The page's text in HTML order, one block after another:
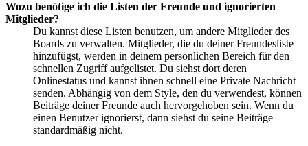
Wozu benötige ich die Listen der Freunde und ignorierten
Mitglieder?
Du kannst diese Listen benutzen, um andere Mitglieder des
Boards zu verwalten. Mitglieder, die du deiner Freundesliste
hinzufügst, werden in deinem persönlichen Bereich für den
schnellen Zugriff aufgelistet. Du siehst dort deren
Onlinestatus und kannst ihnen schnell eine Private Nachricht
senden. Abhängig von dem Style, den du verwendest, können
Beiträge deiner Freunde auch hervorgehoben sein. Wenn du
einen Benutzer ignorierst, dann siehst du seine Beiträge
standardmäßig nicht.